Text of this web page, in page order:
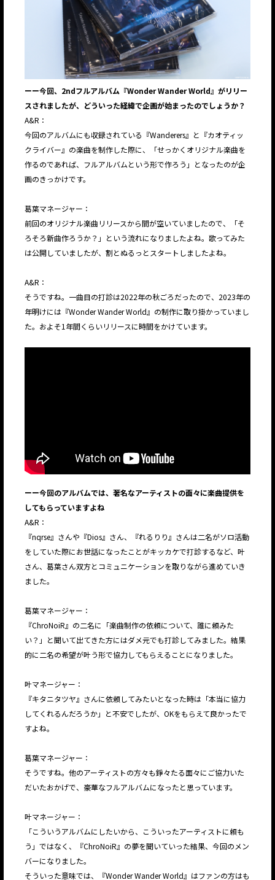
ーー今回、2ndフルアルバム『Wonder Wander World』がリリー
スされましたが、どういった経緯で企画が始まったのでしょうか？
A&R：
今回のアルバムにも収録されている『Wanderers』と『カオティッ
クライバー』の楽曲を制作した際に、「せっかくオリジナル楽曲を
作るのであれば、フルアルバムという形で作ろう」となったのが企
画のきっかけです。
葛葉マネージャー：
前回のオリジナル楽曲リリースから間が空いていましたので、「そ
ろそろ新曲作ろうか？」という流れになりましたよね。歌ってみた
は公開していましたが、割とぬるっとスタートしましたよね。
A&R：
そうですね。一曲目の打診は2022年の秋ごろだったので、2023年の
年明けには『Wonder Wander World』の制作に取り掛かっていまし
た。およそ1年間くらいリリースに時間をかけています。
ーー今回のアルバムでは、著名なアーティストの面々に楽曲提供を
してもらっていますよね
A&R：
『nqrse』さんや『Dios』さん、『れるりり』さんは二名がソロ活動
をしていた際にお世話になったことがキッカケで打診するなど、叶
さん、葛葉さん双方とコミュニケーションを取りながら進めていき
ました。
葛葉マネージャー：
『ChroNoiR』の二名に「楽曲制作の依頼について、誰に頼みた
い？」と聞いて出てきた方にはダメ元でも打診してみました。結果
的に二名の希望が叶う形で協力してもらえることになりました。
叶マネージャー：
『キタニタツヤ』さんに依頼してみたいとなった時は「本当に協力
してくれるんだろうか」と不安でしたが、OKをもらえて良かったで
すよね。
葛葉マネージャー：
そうですね。他のアーティストの方々も錚々たる面々にご協力いた
だいたおかげで、豪華なフルアルバムになったと思っています。
叶マネージャー：
「こういうアルバムにしたいから、こういったアーティストに頼も
う」ではなく、『ChroNoiR』の夢を聞いていった結果、今回のメン
バーになりました。
そういった意味では、『Wonder Wander World』はファンの方はも